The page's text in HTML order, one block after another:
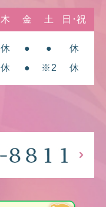
木 金 土 日･祝
休 ● ●
休
休 ● ※2 休